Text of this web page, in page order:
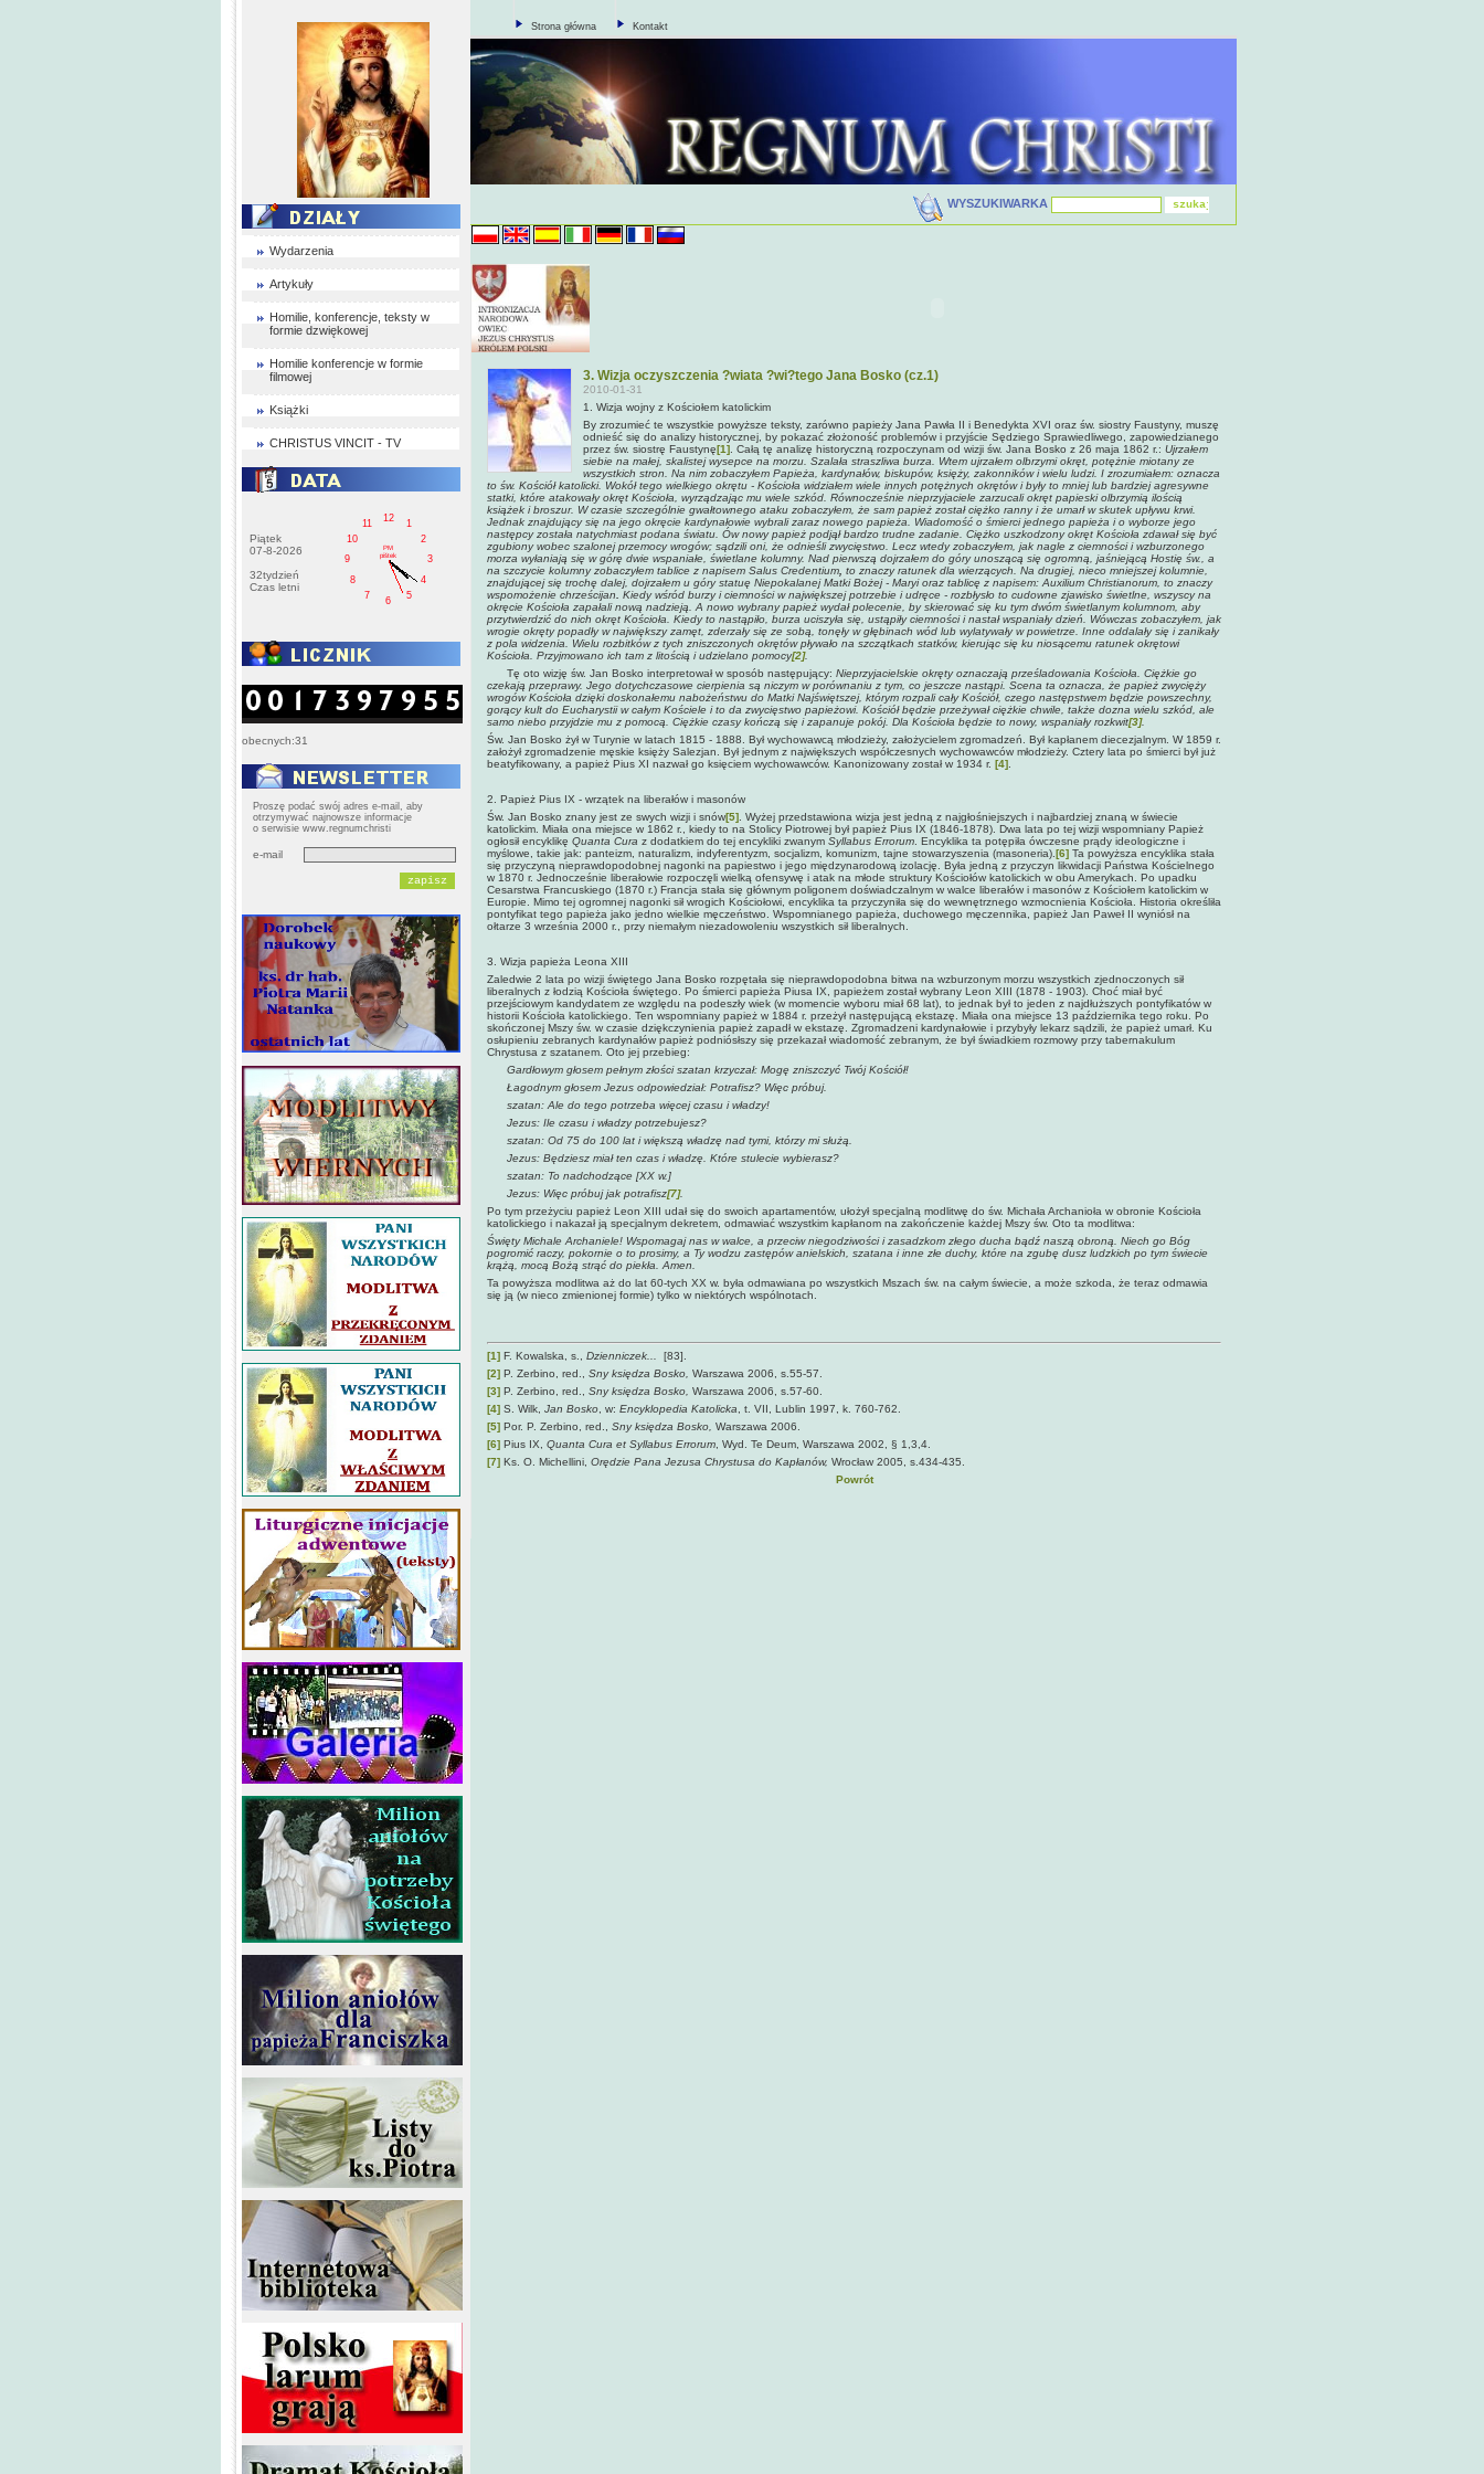
Wydarzenia
Artykuły
Homilie, konferencje, teksty w
formie dzwiękowej
Homilie konferencje w formie
filmowej
Książki
CHRISTUS VINCIT - TV
Piątek
07-8-2026
32tydzień
Czas letni
1
2
3
4
5
6
7
8
9
10
11
12
PM
pištek
obecnych:31
Proszę podać swój adres e-mail, aby
otrzymywać najnowsze informacje
o serwisie www.regnumchristi
e-mail
Strona główna Kontakt
WYSZUKIWARKA
3. Wizja oczyszczenia ?wiata ?wi?tego Jana Bosko (cz.1)
2010-01-31
1. Wizja wojny z Kościołem katolickim
By zrozumieć te wszystkie powyższe teksty, zarówno papieży Jana Pawła II i Benedykta XVI oraz św. siostry Faustyny, muszę
odnieść się do analizy historycznej, by pokazać złożoność problemów i przyjście Sędziego Sprawiedliwego, zapowiedzianego
przez św. siostrę Faustynę[1] . Całą tę analizę historyczną rozpoczynam od wizji św. Jana Bosko z 26 maja 1862 r.: Ujrzałem
siebie na małej, skalistej wysepce na morzu. Szalała straszliwa burza. Wtem ujrzałem olbrzymi okręt, potężnie miotany ze
wszystkich stron. Na nim zobaczyłem Papieża, kardynałów, biskupów, księży, zakonników i wielu ludzi. I zrozumiałem: oznacza
to św. Kościół katolicki. Wokół tego wielkiego okrętu - Kościoła widziałem wiele innych potężnych okrętów i były to mniej lub bardziej agresywne
statki, które atakowały okręt Kościoła, wyrządzając mu wiele szkód. Równocześnie nieprzyjaciele zarzucali okręt papieski olbrzymią ilością
książek i broszur. W czasie szczególnie gwałtownego ataku zobaczyłem, że sam papież został ciężko ranny i że umarł w skutek upływu krwi.
Jednak znajdujący się na jego okręcie kardynałowie wybrali zaraz nowego papieża. Wiadomość o śmierci jednego papieża i o wyborze jego
następcy została natychmiast podana światu. Ów nowy papież podjął bardzo trudne zadanie. Ciężko uszkodzony okręt Kościoła zdawał się być
zgubiony wobec szalonej przemocy wrogów; sądzili oni, że odnieśli zwycięstwo. Lecz wtedy zobaczyłem, jak nagle z ciemności i wzburzonego
morza wyłaniają się w górę dwie wspaniałe, świetlane kolumny. Nad pierwszą dojrzałem do góry unoszącą się ogromną, jaśniejącą Hostię św., a
na szczycie kolumny zobaczyłem tablice z napisem Salus Credentium to znaczy ratunek dla wierzących. Na drugiej, nieco mniejszej kolumnie,
znajdującej się trochę dalej, dojrzałem u góry statuę Niepokalanej Matki Bożej - Maryi oraz tablicę z napisem: Auxilium Christianorum, to znaczy
wspomożenie chrześcijan
Kiedy wśród burzy i ciemności w największej potrzebie i udręce - rozbłysło to cudowne zjawisko świetlne, wszyscy na
okręcie Kościoła zapałali nową nadzieją. A nowo wybrany papież wydał polecenie, by skierować się ku tym dwóm świetlanym kolumnom, aby
przytwierdzić do nich okręt Kościoła. Kiedy to nastąpiło, burza uciszyła się, ustąpiły ciemności i nastał wspaniały dzień. Wówczas zobaczyłem, jak
wrogie okręty popadły w największy zamęt, zderzały się ze sobą, tonęły w głębinach wód lub wylatywały w powietrze. Inne oddalały się i zanikały
z pola widzenia. Wielu rozbitków z tych zniszczonych okrętów pływało na szczątkach statków, kierując się ku niosącemu ratunek okrętowi
Kościoła. Przyjmowano ich tam z litością i udzielano pomocy[2].
Tę oto wizję św. Jan Bosko interpretował w sposób następujący: Nieprzyjacielskie okręty oznaczają prześladowania Kościoła. Ciężkie go
czekają przeprawy. Jego dotychczasowe cierpienia są niczym w porównaniu z tym, co jeszcze nastąpi. Scena ta oznacza, że papież zwycięży
wrogów Kościoła dzięki doskonałemu nabożeństwu do Matki Najświętszej, którym rozpali cały Kościół, czego następstwem będzie powszechny,
gorący kult do Eucharystii w całym Kościele i to da zwycięstwo papieżowi. Kościół będzie przeżywał ciężkie chwile, także dozna wielu szkód, ale
samo niebo przyjdzie mu z pomocą. Ciężkie czasy kończą się i zapanuje pokój. Dla Kościoła będzie to nowy, wspaniały rozkwit[3].
Św. Jan Bosko żył w Turynie w latach 1815 - 1888. Był wychowawcą młodzieży, założycielem zgromadzeń. Był kapłanem diecezjalnym. W 1859 r.
założył zgromadzenie męskie księży Salezjan. Był jednym z największych współczesnych wychowawców młodzieży. Cztery lata po śmierci był już
beatyfikowany, a papież Pius XI nazwał go księciem wychowawców. Kanonizowany został w 1934 r. [4]
2. Papież Pius IX - wrzątek na liberałów i masonów
Św. Jan Bosko znany jest ze swych wizji i snów[5] . Wyżej przedstawiona wizja jest jedną z najgłośniejszych i najbardziej znaną w świecie
katolickim. Miała ona miejsce w 1862 r., kiedy to na Stolicy Piotrowej był papież Pius IX (1846-1878). Dwa lata po tej wizji wspomniany Papież
ogłosił encyklikę Quanta Cura z dodatkiem do tej encykliki zwanym Syllabus Errorum . Encyklika ta potępiła ówczesne prądy ideologiczne i
myślowe, takie jak: panteizm, naturalizm, indyferentyzm, socjalizm, komunizm, tajne stowarzyszenia (masoneria). [6] Ta powyższa encyklika stała
się przyczyną nieprawdopodobnej nagonki na papiestwo i jego międzynarodową izolację. Była jedną z przyczyn likwidacji Państwa Kościelnego
w 1870 r. Jednocześnie liberałowie rozpoczęli wielką ofensywę i atak na młode struktury Kościołów katolickich w obu Amerykach. Po upadku
Cesarstwa Francuskiego (1870 r.) Francja stała się głównym poligonem doświadczalnym w walce liberałów i masonów z Kościołem katolickim w
Europie. Mimo tej ogromnej nagonki sił wrogich Kościołowi, encyklika ta przyczyniła się do wewnętrznego wzmocnienia Kościoła. Historia określiła
pontyfikat tego papieża jako jedno wielkie męczeństwo. Wspomnianego papieża, duchowego męczennika, papież Jan Paweł II wyniósł na
ołtarze 3 września 2000 r., przy niemałym niezadowoleniu wszystkich sił liberalnych.
3. Wizja papieża Leona XIII
Zaledwie 2 lata po wizji świętego Jana Bosko rozpętała się nieprawdopodobna bitwa na wzburzonym morzu wszystkich zjednoczonych sił
liberalnych z łodzią Kościoła świętego. Po śmierci papieża Piusa IX, papieżem został wybrany Leon XIII (1878 - 1903). Choć miał być
przejściowym kandydatem ze względu na podeszły wiek (w momencie wyboru miał 68 lat), to jednak był to jeden z najdłuższych pontyfikatów w
historii Kościoła katolickiego. Ten wspomniany papież w 1884 r. przeżył następującą ekstazę. Miała ona miejsce 13 października tego roku. Po
skończonej Mszy św. w czasie dziękczynienia papież zapadł w ekstazę. Zgromadzeni kardynałowie i przybyły lekarz sądzili, że papież umarł. Ku
osłupieniu zebranych kardynałów papież podniósłszy się przekazał wiadomość zebranym, że był świadkiem rozmowy przy tabernakulum
Chrystusa z szatanem. Oto jej przebieg:
Gardłowym głosem pełnym złości szatan krzyczał: Mogę zniszczyć Twój Kościół!
Łagodnym głosem Jezus odpowiedział: Potrafisz? Więc próbuj.
szatan: Ale do tego potrzeba więcej czasu i władzy!
Jezus: Ile czasu i władzy potrzebujesz?
szatan: Od 75 do 100 lat i większą władzę nad tymi, którzy mi służą.
Jezus: Będziesz miał ten czas i władzę. Które stulecie wybierasz?
szatan: To nadchodzące [XX w.]
Jezus: Więc próbuj jak potrafisz[7].
Po tym przeżyciu papież Leon XIII udał się do swoich apartamentów, ułożył specjalną modlitwę do św. Michała Archanioła w obronie Kościoła
katolickiego i nakazał ją specjalnym dekretem, odmawiać wszystkim kapłanom na zakończenie każdej Mszy św. Oto ta modlitwa:
Święty Michale Archaniele! Wspomagaj nas w walce, a przeciw niegodziwości i zasadzkom złego ducha bądź naszą obroną. Niech go Bóg
pogromić raczy, pokornie o to prosimy, a Ty wodzu zastępów anielskich, szatana i inne złe duchy, które na zgubę dusz ludzkich po tym świecie
krążą, mocą Bożą strąć do piekła. Amen.
Ta powyższa modlitwa aż do lat 60-tych XX w. była odmawiana po wszystkich Mszach św. na całym świecie, a może szkoda, że teraz odmawia
się ją (w nieco zmienionej formie) tylko w niektórych wspólnotach.
[1] F. Kowalska, s., Dzienniczek...
[83].
[2] P. Zerbino, red., Sny księdza Bosko, Warszawa 2006, s.55-57.
[3] P. Zerbino, red., Sny księdza Bosko, Warszawa 2006, s.57-60.
[4] S. Wilk, Jan Bosko , w: Encyklopedia Katolicka , t. VII, Lublin 1997, k. 760-762.
[5] Por. P. Zerbino, red., Sny księdza Bosko, Warszawa 2006.
[6] Pius IX, Quanta Cura et Syllabus Errorum , Wyd. Te Deum, Warszawa 2002, § 1,3,4.
[7] Ks. O. Michellini, Orędzie Pana Jezusa Chrystusa do Kapłanów, Wrocław 2005, s.434-435.
Powrót